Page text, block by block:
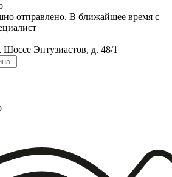
отправлено. В ближайшее время с
Энтузиастов, д. 48/1